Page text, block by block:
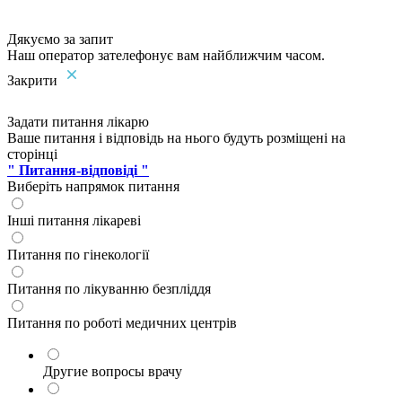
Дякуємо за запит
Наш оператор зателефонує вам найближчим часом.
Закрити
Задати питання лікарю
Ваше питання і відповідь на нього будуть розміщені на
сторінці
" Питання-відповіді "
Виберіть напрямок питання
Інші питання лікареві
Питання по гінекології
Питання по лікуванню безпліддя
Питання по роботі медичних центрів
Другие вопросы врачу